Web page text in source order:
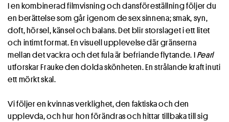
I en kombinerad filmvisning och dansföreställning följer du
en berättelse som går igenom de sex sinnena; smak, syn,
doft, hörsel, känsel och balans. Det blir storslaget i ett litet
och intimt format. En visuell upplevelse där gränserna
mellan det vackra och det fula är befriande flytande. IPearl
utforskar Frauke den dolda skönheten. En strålande kraft inuti
ett mörkt skal.
Vi följer en kvinnas verklighet, den faktiska och den
upplevda, och hur hon förändras och hittar tillbaka till sig